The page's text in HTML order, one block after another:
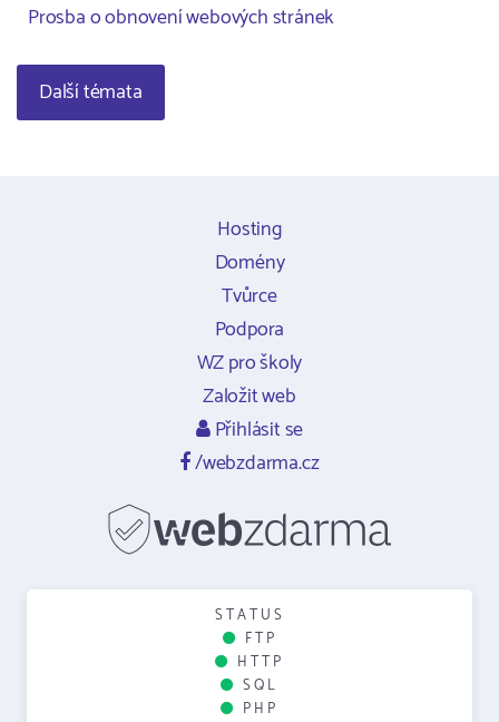
Prosba o obnovení webových stránek
Další témata
Hosting
Domény
Tvůrce
Podpora
WZ pro školy
Založit web
Přihlásit se
/webzdarma.cz
STATUS
FTP
HTTP
SQL
PHP